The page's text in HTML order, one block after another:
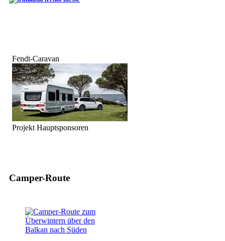
Fendt-Caravan
Projekt Hauptsponsoren
Camper-Route